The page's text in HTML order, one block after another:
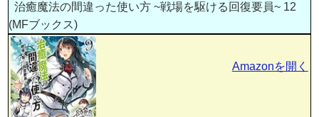
治癒魔法の間違った使い方 ~戦場を駆ける回復要員~ 12
(MFブックス)
Amazonを開く